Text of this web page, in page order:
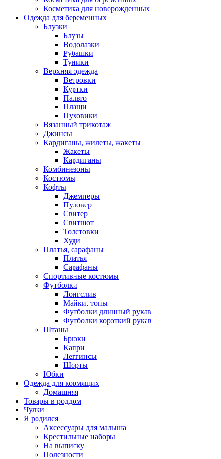
Косметика для новорожденных
Одежда для беременных
Блузки
Блузы
Водолазки
Рубашки
Туники
Верхняя одежда
Ветровки
Куртки
Пальто
Плащи
Пуховики
Вязанный трикотаж
Джинсы
Кардиганы, жилеты, жакеты
Жакеты
Кардиганы
Комбинезоны
Костюмы
Кофты
Джемперы
Пуловер
Свитер
Свитшот
Толстовки
Худи
Платья, сарафаны
Платья
Сарафаны
Спортивные костюмы
Футболки
Лонгслив
Майки, топы
Футболки длинный рукав
Футболки короткий рукав
Штаны
Брюки
Капри
Леггинсы
Шорты
Юбки
Одежда для кормящих
Домашняя
Товары в роддом
Чулки
Я родился
Аксессуары для малыша
Крестильные наборы
На выписку
Полезности